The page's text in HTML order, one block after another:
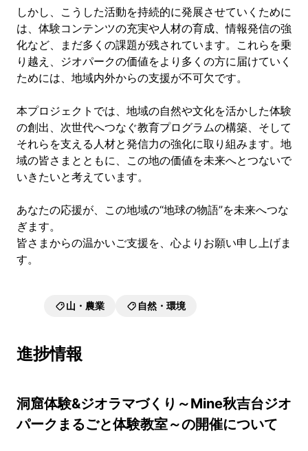
しかし、こうした活動を持続的に発展させていくために
は、体験コンテンツの充実や人材の育成、情報発信の強
化など、まだ多くの課題が残されています。これらを乗
り越え、ジオパークの価値をより多くの方に届けていく
ためには、地域内外からの支援が不可欠です。
本プロジェクトでは、地域の自然や文化を活かした体験
の創出、次世代へつなぐ教育プログラムの構築、そして
それらを支える人材と発信力の強化に取り組みます。地
域の皆さまとともに、この地の価値を未来へとつないで
いきたいと考えています。
あなたの応援が、この地域の“地球の物語”を未来へつな
ぎます。
皆さまからの温かいご支援を、心よりお願い申し上げま
す。
山・農業 自然・環境
進捗情報
洞窟体験&ジオラマづくり～Mine秋吉台ジオ
パークまるごと体験教室～の開催について